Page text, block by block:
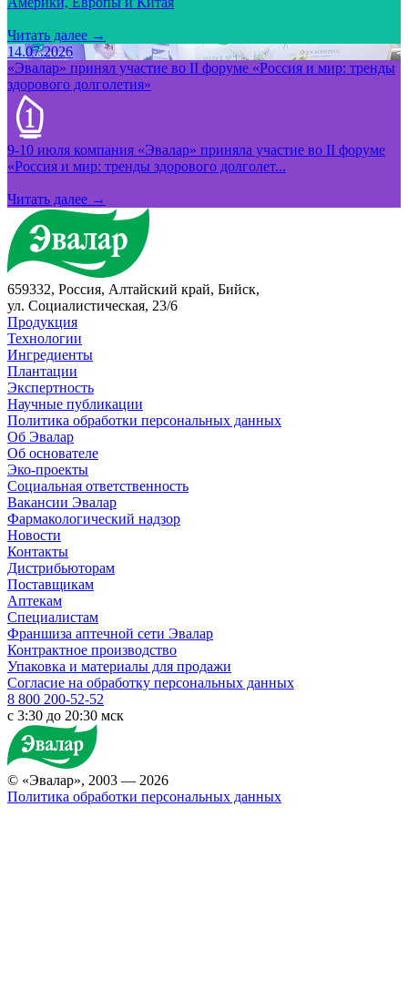
Читать далее →
14.07.2026
«Эвалар» принял участие во II форуме «Россия и мир: тренды
здорового долголетия»
9-10 июля компания «Эвалар» приняла участие во II форуме
«Россия и мир: тренды здорового долголет...
Читать далее →
659332, Россия, Алтайский край, Бийск,
ул. Социалистическая, 23/6
Продукция
Технологии
Ингредиенты
Плантации
Экспертность
Научные публикации
Политика обработки персональных данных
Об Эвалар
Об основателе
Эко-проекты
Социальная ответственность
Вакансии Эвалар
Фармакологический надзор
Новости
Контакты
Дистрибьюторам
Поставщикам
Аптекам
Специалистам
Франшиза аптечной сети Эвалар
Контрактное производство
Упаковка и материалы для продажи
Согласие на обработку персональных данных
8 800 200-52-52
c 3:30 до 20:30 мск
© «Эвалар», 2003 — 2026
Политика обработки персональных данных